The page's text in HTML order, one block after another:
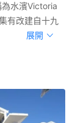
水濱Victoria
有改建自十九
展開